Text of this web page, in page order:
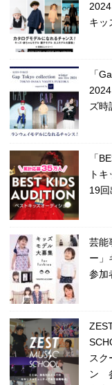
キッ
「
ズ時
「
ト
19
芸能
ー」
参加
スク
ン